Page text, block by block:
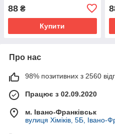
88 ₴
Купити
Про нас
98% позитивних з 2560
Працює з 02.09.2020
м. Івано-Франківськ
вулиця Хіміків, 5Б, Івано-